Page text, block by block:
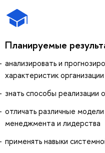
Планируемые
анализировать и
характеристик организации
знать способы
отличать различные
менеджмента и лидерства
применять навыки